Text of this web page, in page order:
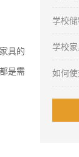
具的
是需
学校
学校
如何